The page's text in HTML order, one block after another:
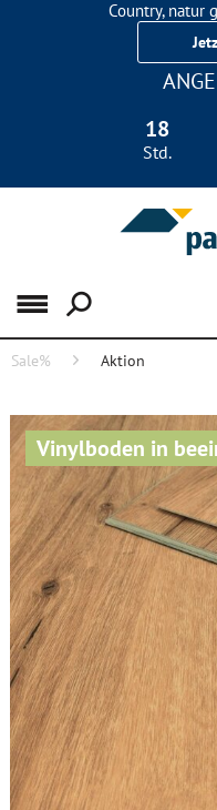
Country, natur
18
Std.
Menü
Sale% Aktion
Vinylboden in